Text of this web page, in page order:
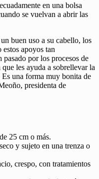
en una bolsa
se vuelvan a abrir las
buen uso a su cabello, los
estos apoyos tan
por los procesos de
les ayuda a sobrellevar la
una forma muy bonita de
presidenta de
25 cm o más.
y sujeto en una trenza o
crespo, con tratamientos